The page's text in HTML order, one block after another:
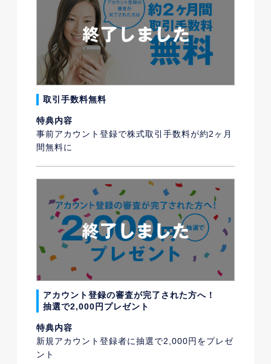
取引手数料無料
特典内容
事前アカウント登録で株式取引手数料が約2ヶ月
間無料に
アカウント登録の審査が完了された方へ！
抽選で2,000円プレゼント
特典内容
新規アカウント登録者に抽選で2,000円をプレゼ
ント